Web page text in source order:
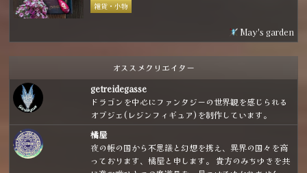
雑貨・小物
May's garden
オススメクリエイター
getreidegasse
ドラゴンを中心にファンタジーの世界観を感じられる
オブジェ(レジンフィギュア)を制作しています。
橘屋
夜の帳の国から不思議と幻想を携え、異界の国々を商
っております、橘屋と申します。 貴方のみちゆきを共